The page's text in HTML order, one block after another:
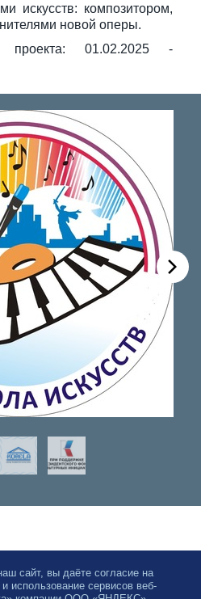
искусств: композитором,
новой оперы.
проекта: 01.02.2025 -
сайт, вы даёте согласие на
использование сервисов веб-